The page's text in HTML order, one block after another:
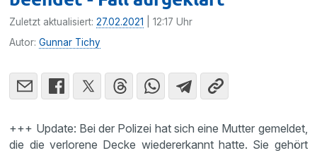
Zuletzt aktualisiert:27.02.2021
| 12:17 Uhr
Autor:Gunnar Tichy
+++ Update: Bei der Polizei hat sich eine Mutter gemeldet,
die die verlorene Decke wiedererkannt hatte. Sie gehört